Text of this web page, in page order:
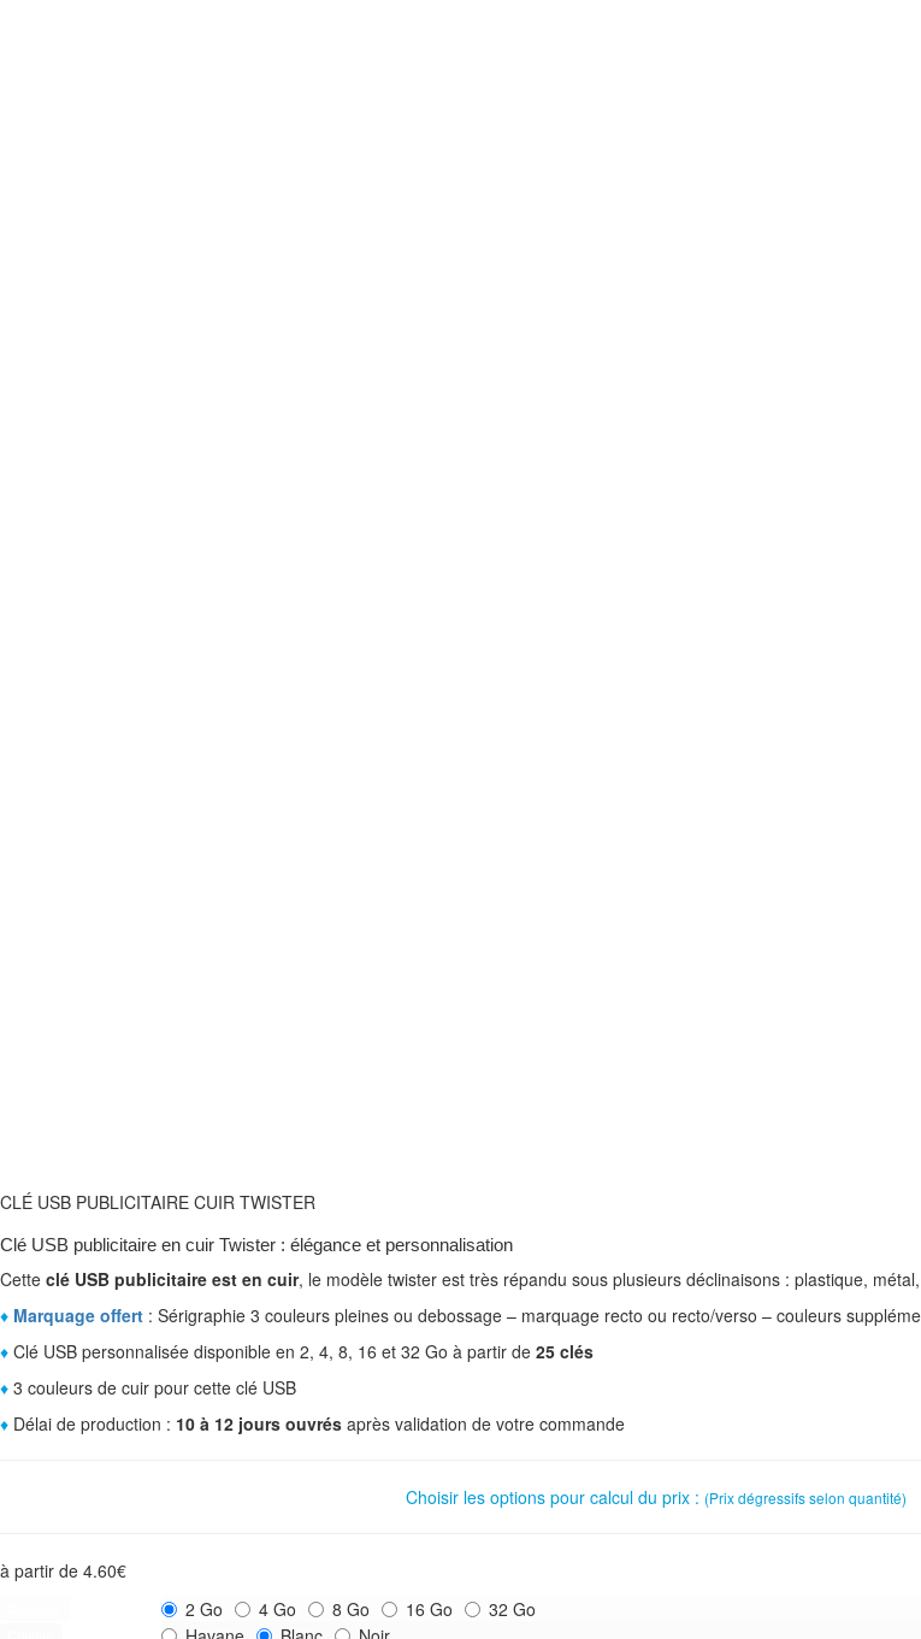
CLÉ USB PUBLICITAIRE CUIR TWISTER
Clé USB publicitaire en cuir Twister : élégance et personnalisation
Cette clé USB publicitaire est en cuir, le modèle twister est très répandu sous plusieurs déclinaisons : plastique,
♦ Marquage offert : Sérigraphie 3 couleurs pleines ou debossage – marquage recto ou recto/verso – couleurs
♦ Clé USB personnalisée disponible en 2, 4, 8, 16 et 32 Go à partir de 25 clés
♦ 3 couleurs de cuir pour cette clé USB
♦ Délai de production : 10 à 12 jours ouvrés après validation de votre commande
Choisir les options pour calcul du prix : (Prix dégressifs selon quantité)
à partir de 4.60€
2 Go 4 Go 8 Go 16 Go 32 Go